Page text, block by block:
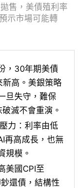
售，美債殖利率
示市場可能轉
，30年期美債
高。美銀策略
旦失守，難保
滅不會重演。
力：利率由低
再高成長，也無
規模。
美國CPI至
還債，結構性